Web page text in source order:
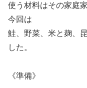
使う材料はその家庭
今回は
鮭、野菜、米と麹、
した。
《準備》